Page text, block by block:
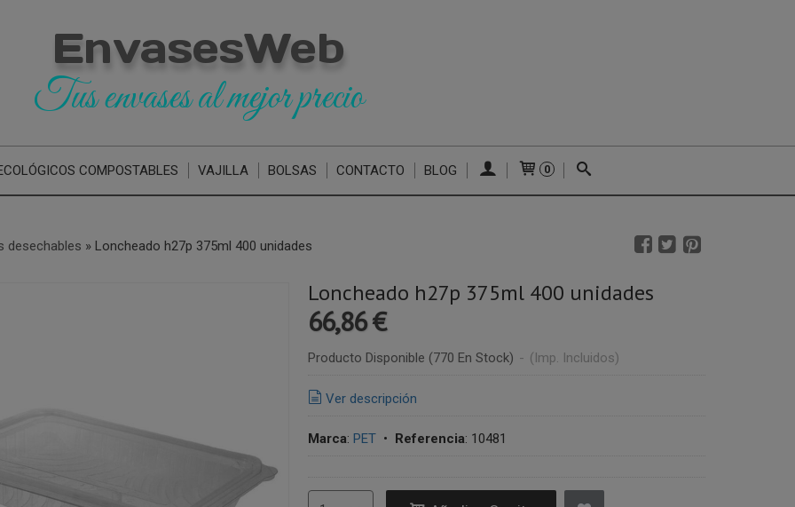
EnvasesWeb
Tus envases al mejor precio
COMPOSTABLES VAJILLA BOLSAS CONTACTO BLOG 0
desechables » Loncheado h27p 375ml 400 unidades
Loncheado h27p 375ml 400 unidades
66,86 €
Producto Disponible (770 En Stock) - (Imp. Incluidos)
Ver descripción
Marca: PET• Referencia: 10481